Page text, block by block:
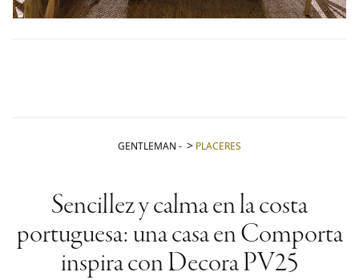
GENTLEMAN - PLACERES
Sencillez y calma en la costa
portuguesa: una casa en Comporta
inspira con Decora PV25